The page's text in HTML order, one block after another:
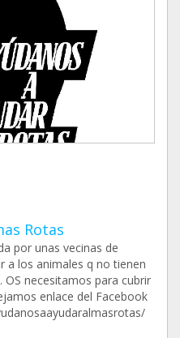
Rotas
por unas vecinas de
a los animales q no tienen
necesitamos para cubrir
enlace del Facebook